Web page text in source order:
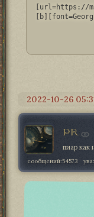
[url=https://
2022-10-26
PR
пиар как
сообщений:54573